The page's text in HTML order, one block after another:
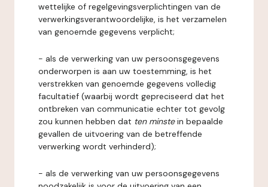
wettelijke of regelgevingsverplichtingen van de
verwerkingsverantwoordelijke, is het verzamelen
van genoemde gegevens verplicht;
- als de verwerking van uw persoonsgegevens
onderworpen is aan uw toestemming, is het
verstrekken van genoemde gegevens volledig
facultatief (waarbij wordt gepreciseerd dat het
ontbreken van communicatie echter tot gevolg
zou kunnen hebben dat ten minstein bepaalde
gevallen de uitvoering van de betreffende
verwerking wordt verhinderd);
- als de verwerking van uw persoonsgegevens